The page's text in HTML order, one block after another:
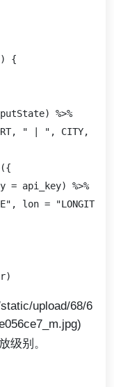
{
%>%
" | ", CITY, ",
= api_key) %>%
lon =
upload/68/6
级别。